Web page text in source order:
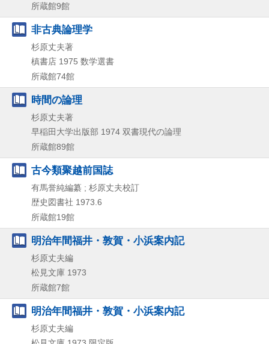
所蔵館9館
非古典論理学
杉原丈夫著
槙書店 1975 数学選書
所蔵館74館
時間の論理
杉原丈夫著
早稲田大学出版部 1974 双書現代の論理
所蔵館89館
古今類聚越前国誌
有馬誉純編纂 ; 杉原丈夫校訂
歴史図書社 1973.6
所蔵館19館
明治年間福井・敦賀・小浜案内記
杉原丈夫編
松見文庫 1973
所蔵館7館
明治年間福井・敦賀・小浜案内記
杉原丈夫編